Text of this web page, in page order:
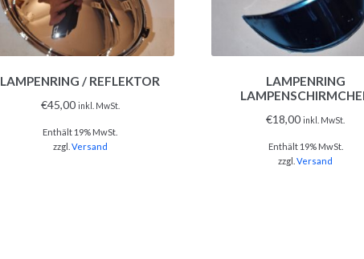
LAMPENRING / REFLEKTOR
€45,00 inkl. MwSt.
Enthält 19% MwSt.
zzgl. Versand
LAMPENRING
€18,00 inkl. MwSt.
Enthält 19% MwSt.
zzgl.Versand